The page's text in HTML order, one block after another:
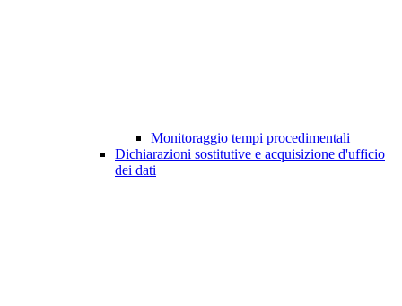
Monitoraggio tempi procedimentali
Dichiarazioni sostitutive e acquisizione d'ufficio
dei dati